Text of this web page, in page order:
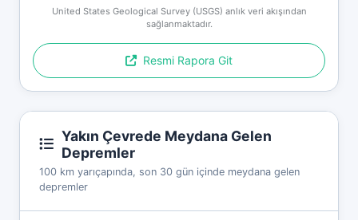
United States Geological Survey (USGS) anlık veri akışından
sağlanmaktadır.
Resmi Rapora Git
Yakın Çevrede Meydana Gelen
Depremler
100 km yarıçapında, son 30 gün içinde meydana gelen
depremler